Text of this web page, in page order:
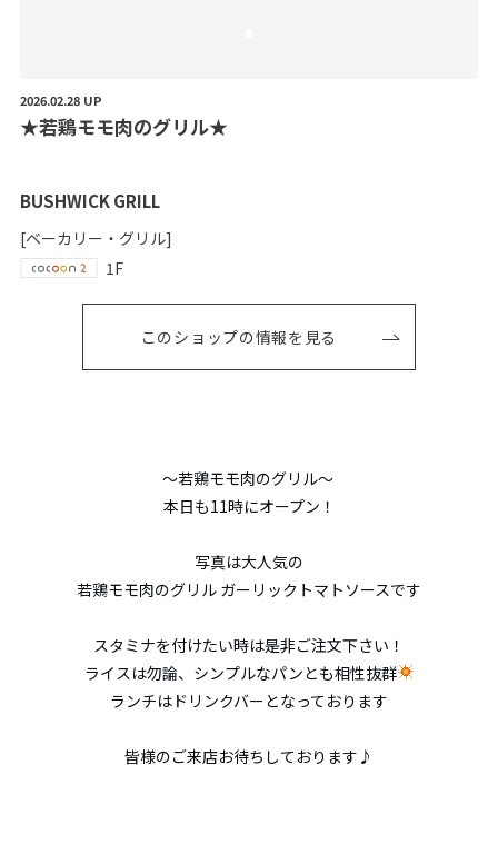
2026.02.28 UP
★若鶏モモ肉のグリル★
BUSHWICK GRILL
[ベーカリー・グリル]
1F
このショップの情報を見る
〜若鶏モモ肉のグリル〜
本日も11時にオープン！
写真は大人気の
若鶏モモ肉のグリル ガーリックトマトソースです
スタミナを付けたい時は是非ご注文下さい！
ライスは勿論、シンプルなパンとも相性抜群
ランチはドリンクバーとなっております
皆様のご来店お待ちしております♪